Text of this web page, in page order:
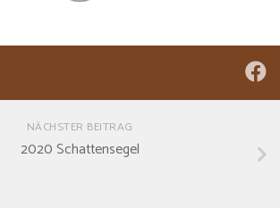
NÄCHSTER BEITRAG
2020 Schattensegel